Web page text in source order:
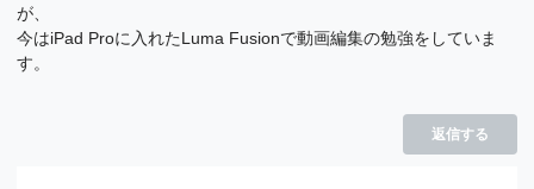
が、
今はiPad Proに入れたLuma Fusionで動画編集の勉強をしていま
す。
返信する